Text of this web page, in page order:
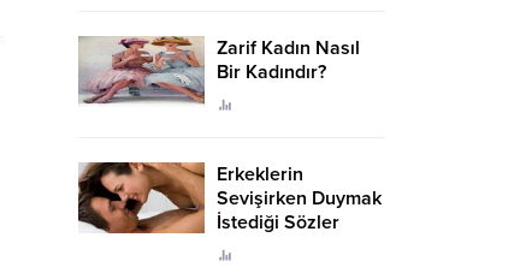
Zarif Kadın Nasıl
Bir Kadındır?
Erkeklerin
Sevişirken Duymak
İstediği Sözler
Neler?